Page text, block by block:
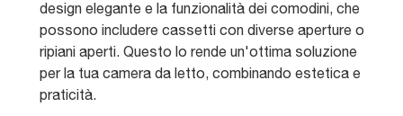
design elegante e la funzionalità dei comodini, che
possono includere cassetti con diverse aperture o
ripiani aperti. Questo lo rende un'ottima soluzione
per la tua camera da letto, combinando estetica e
praticità.